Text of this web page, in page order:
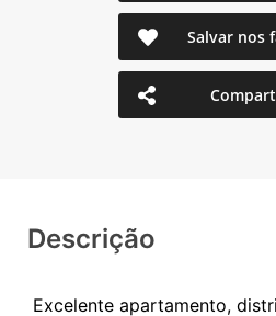
Salvar nos
Descrição
Excelente apartamento,